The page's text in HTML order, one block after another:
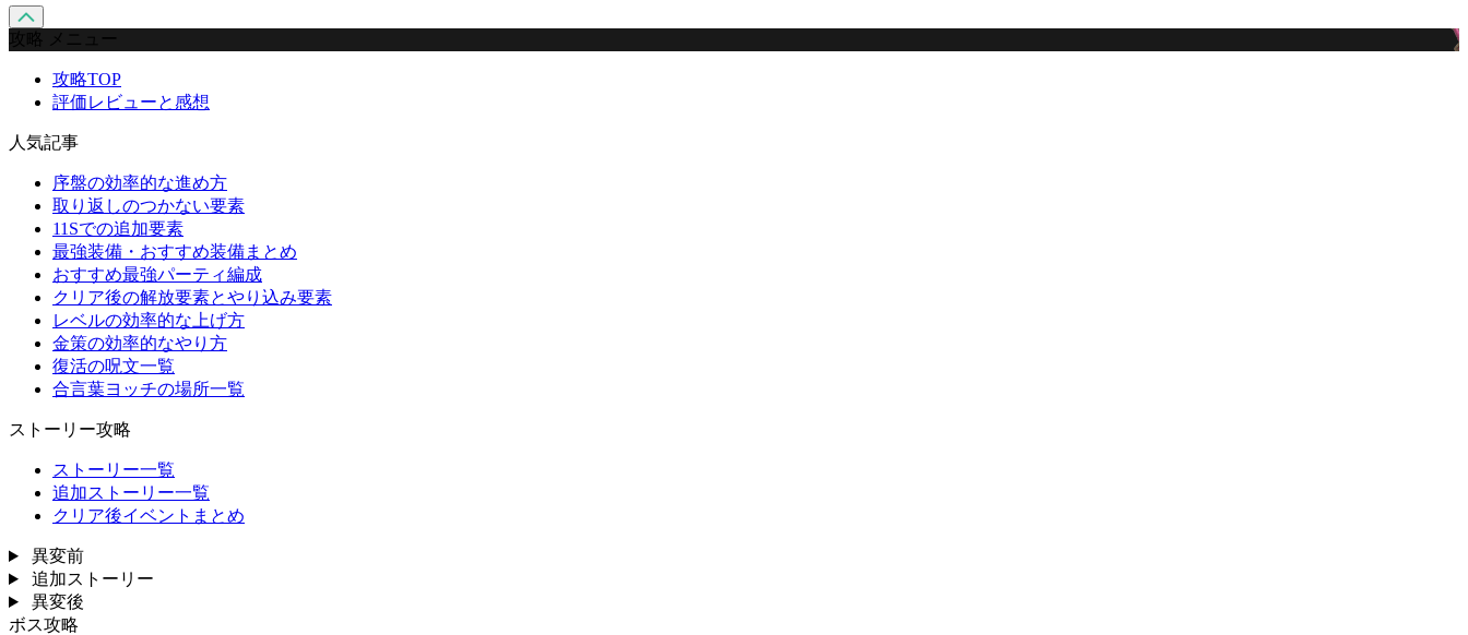
攻略 メニュー
攻略TOP
評価レビューと感想
人気記事
序盤の効率的な進め方
取り返しのつかない要素
11Sでの追加要素
最強装備・おすすめ装備まとめ
おすすめ最強パーティ編成
クリア後の解放要素とやり込み要素
レベルの効率的な上げ方
金策の効率的なやり方
復活の呪文一覧
合言葉ヨッチの場所一覧
ストーリー攻略
ストーリー一覧
追加ストーリー一覧
クリア後イベントまとめ
異変前
追加ストーリー
異変後
ボス攻略